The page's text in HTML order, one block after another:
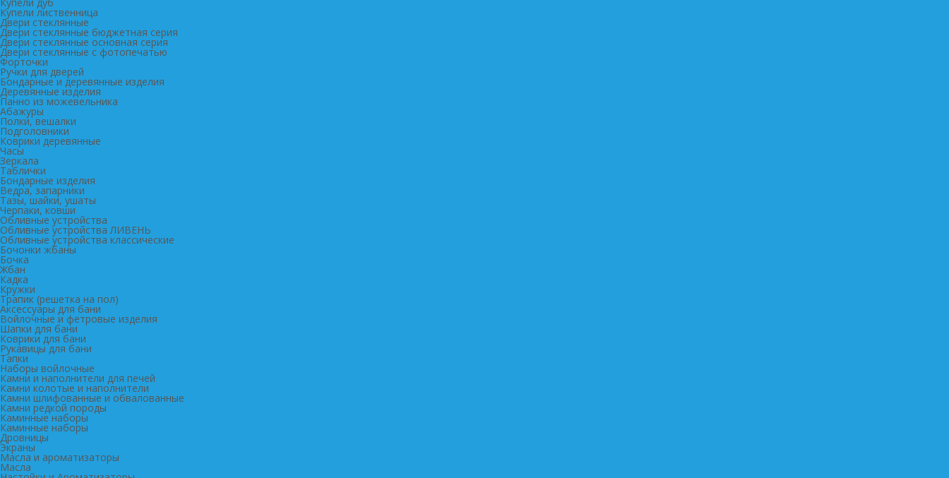
Купели лиственница
Двери стеклянные
Двери стеклянные бюджетная серия
Двери стеклянные основная серия
Двери стеклянные с фотопечатью
Форточки
Ручки для дверей
Бондарные и деревянные изделия
Деревянные изделия
Панно из можевельника
Абажуры
Полки, вешалки
Подголовники
Коврики деревянные
Часы
Зеркала
Таблички
Бондарные изделия
Ведра, запарники
Тазы, шайки, ушаты
Черпаки, ковши
Обливные устройства
Обливные устройства ЛИВЕНЬ
Обливные устройства классические
Бочонки жбаны
Бочка
Жбан
Кадка
Кружки
Трапик (решетка на пол)
Аксессуары для бани
Войлочные и фетровые изделия
Шапки для бани
Коврики для бани
Рукавицы для бани
Тапки
Наборы войлочные
Камни и наполнители для печей
Камни колотые и наполнители
Камни шлифованные и обвалованные
Камни редкой породы
Каминные наборы
Каминные наборы
Дровницы
Экраны
Масла и ароматизаторы
Масла